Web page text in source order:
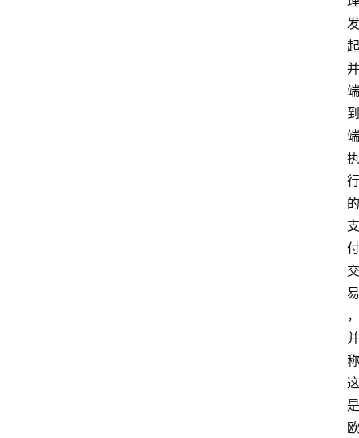
发
起
并
端
到
端
执
行
的
支
付
交
易
，
并
称
这
是
欧